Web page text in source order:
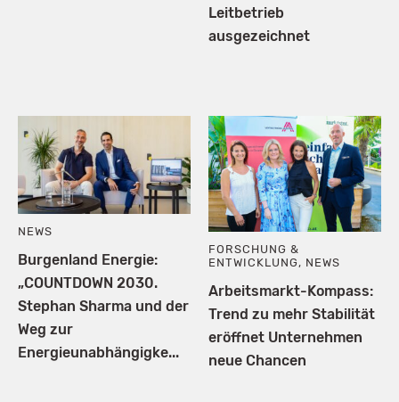
Leitbetrieb
ausgezeichnet
NEWS
Burgenland Energie:
„COUNTDOWN 2030.
Stephan Sharma und der
Weg zur
Energieunabhängigke...
FORSCHUNG &
ENTWICKLUNG , NEWS
Arbeitsmarkt-Kompass:
Trend zu mehr Stabilität
eröffnet Unternehmen
neue Chancen